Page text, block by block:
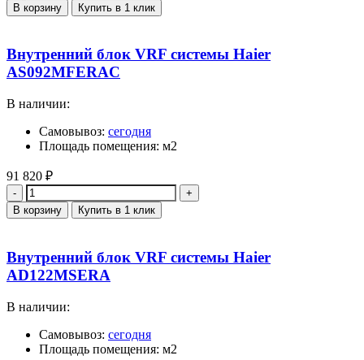
В корзину Купить в 1 клик
Внутренний блок VRF системы Haier
AS092MFERAC
В наличии:
Самовывоз: сегодня
Площадь помещения: м2
91 820 ₽
Количество
В корзину Купить в 1 клик
Внутренний блок VRF системы Haier
AD122MSERA
В наличии:
Самовывоз: сегодня
Площадь помещения: м2